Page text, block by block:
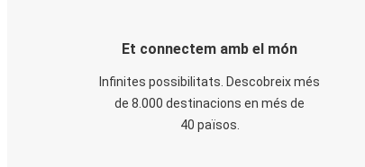
Et connectem amb el món
Infinites possibilitats. Descobreix més
de 8.000 destinacions en més de
40 països.